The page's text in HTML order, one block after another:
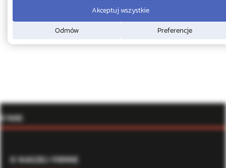
O NAS
O NASZEJ FIRMIE
Odmów Preferencje
Akceptuj wszystkie